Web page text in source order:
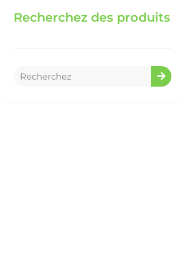
Recherchez des produits